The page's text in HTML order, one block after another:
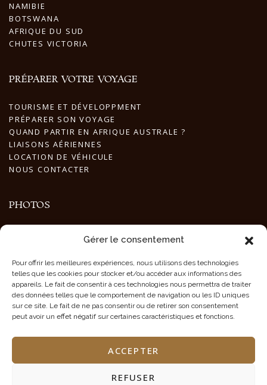
Gérer le consentement
Pour offrir les meilleures expériences, nous utilisons des technologies
telles que les cookies pour stocker et/ou accéder aux informations des
appareils. Le fait de consentir à ces technologies nous permettra de traiter
des données telles que le comportement de navigation ou les ID uniques
sur ce site. Le fait de ne pas consentir ou de retirer son consentement
peut avoir un effet négatif sur certaines caractéristiques et fonctions.
ACCEPTER
REFUSER
NAMIBIE
BOTSWANA
AFRIQUE DU SUD
CHUTES VICTORIA
PRÉPARER VOTRE VOYAGE
TOURISME ET DÉVELOPPMENT
PRÉPARER SON VOYAGE
QUAND PARTIR EN AFRIQUE AUSTRALE ?
LIAISONS AÉRIENNES
LOCATION DE VÉHICULE
NOUS CONTACTER
PHOTOS
PHOTOS ANIMAUX
PHOTOS PAYSAGES
PHOTOS POPULATION
CRÉDIT PHOTOS
CONTACT EN NAMIBIE
25 Hoepfner Street, Windhoek, NAMIBIA